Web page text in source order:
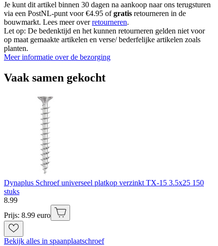
Je kunt dit artikel binnen 30 dagen na aankoop naar ons terugsturen
via een PostNL-punt voor €4.95 ofgratis retourneren in de
bouwmarkt. Lees meer overretourneren.
Let op: De bedenktijd en het kunnen retourneren gelden niet voor
op maat gemaakte artikelen en verse/ bederfelijke artikelen zoals
planten.
Meer informatie over de bezorging
Vaak samen gekocht
Dynaplus Schroef universeel platkop verzinkt TX-15 3.5x25 150
stuks
8.99
Prijs: 8.99 euro
Bekijk alles in spaanplaatschroef